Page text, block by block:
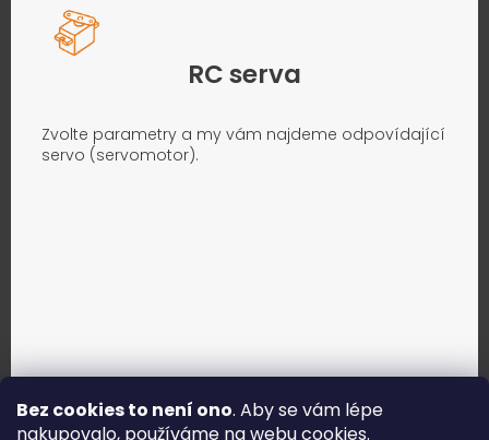
Bez cookies to není ono. Aby se vám lépe
nakupovalo, používáme na webucookies.
RC serva
Zvolte parametry a my vám najdeme odpovídající
servo (servomotor).